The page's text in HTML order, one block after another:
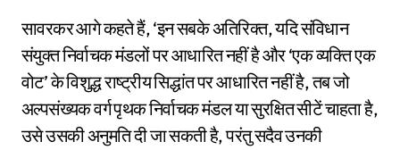
सावरकर आगे कहते हैं, ‘इन सबके अतिरिक्त, यदि संविधान
संयुक्त निर्वाचक मंडलों पर आधारित नहीं है और ‘एक व्यक्ति एक
वोट’ के विशुद्ध राष्ट्रीय सिद्धांत पर आधारित नहीं है, तब जो
अल्पसंख्यक वर्ग पृथक निर्वाचक मंडल या सुरक्षित सीटें चाहता है,
उसे उसकी अनुमति दी जा सकती है, परंतु सदैव उनकी